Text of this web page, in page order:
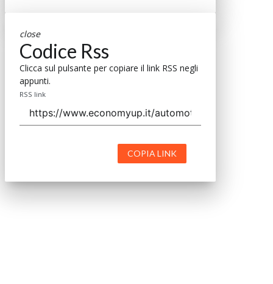
close
Codice Rss
Clicca sul pulsante per copiare il link RSS negli
appunti.
RSS link
COPIA LINK